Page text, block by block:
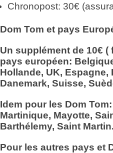
Chronopost: 30€
Dom Tom et pays
Un supplément de 10€
pays européen:
Hollande, UK,
Danemark, Suisse,
Idem pour les Dom
Martinique, Mayotte,
Barthélemy, Saint
Pour les autres pays et